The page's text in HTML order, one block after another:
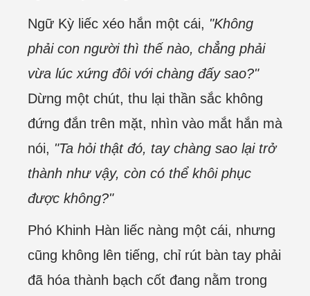
Ngữ Kỳ liếc xéo hắn một cái, "Không
phải con người thì thế nào, chẳng phải
vừa lúc xứng đôi với chàng đấy sao?"
Dừng một chút, thu lại thần sắc không
đứng đắn trên mặt, nhìn vào mắt hắn mà
nói, "Ta hỏi thật đó, tay chàng sao lại trở
thành như vậy, còn có thể khôi phục
được không?"
Phó Khinh Hàn liếc nàng một cái, nhưng
cũng không lên tiếng, chỉ rút bàn tay phải
đã hóa thành bạch cốt đang nằm trong